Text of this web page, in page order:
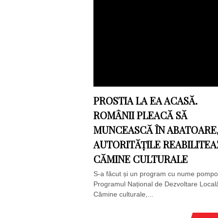
PROSTIA LA EA ACASĂ.
ROMÂNII PLEACĂ SĂ
MUNCEASCĂ ÎN
AUTORITĂȚILE
CĂMINE CULTURALE
S-a făcut și un program cu nume
Programul Național de Dezvoltare
Cămine culturale,...